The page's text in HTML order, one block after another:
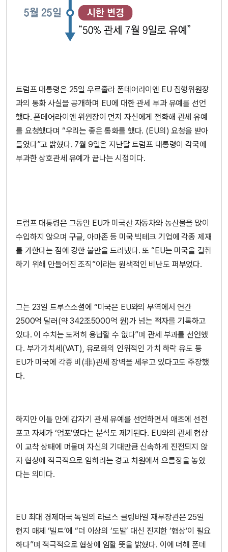
트럼프 대통령은 25일 우르줄라 폰데어라이엔 EU 집행위원장
과의 통화 사실을 공개하며 EU에 대한 관세 부과 유예를 선언
했다. 폰데어라이엔 위원장이 먼저 자신에게 전화해 관세 유예
를 요청했다며 “우리는 좋은 통화를 했다. (EU의) 요청을 받아
들였다”고 밝혔다. 7월 9일은 지난달 트럼프 대통령이 각국에
부과한 상호관세 유예가 끝나는 시점이다.
트럼프 대통령은 그동안 EU가 미국산 자동차와 농산물을 많이
수입하지 않으며 구글, 아마존 등 미국 빅테크 기업에 각종 제재
를 가한다는 점에 강한 불만을 드러냈다. 또 “EU는 미국을 갈취
하기 위해 만들어진 조직”이라는 원색적인 비난도 퍼부었다.
그는 23일 트루스소셜에 “미국은 EU와의 무역에서 연간
2500억 달러(약 342조5000억 원)가 넘는 적자를 기록하고
있다. 이 수치는 도저히 용납할 수 없다”며 관세 부과를 선언했
다. 부가가치세(VAT), 유로화의 인위적인 가치 하락 유도 등
EU가 미국에 각종 비(非)관세 장벽을 세우고 있다고도 주장했
다.
하지만 이틀 만에 갑자기 관세 유예를 선언하면서 애초에 선전
포고 자체가 ‘엄포’였다는 분석도 제기된다. EU와의 관세 협상
이 교착 상태에 머물며 자신의 기대만큼 신속하게 진전되지 않
자 협상에 적극적으로 임하라는 경고 차원에서 으름장을 놓았
다는 의미다.
EU 최대 경제대국 독일의 라르스 클링바일 재무장관은 25일
현지 매체 ‘빌트’에 “더 이상의 ‘도발’ 대신 진지한 ‘협상’이 필요
하다”며 적극적으로 협상에 임할 뜻을 밝혔다. 이에 더해 폰데